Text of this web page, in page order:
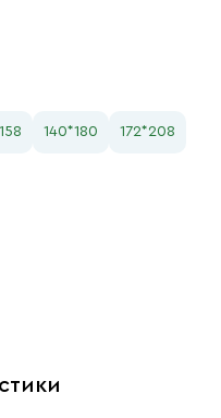
140*180 172*208